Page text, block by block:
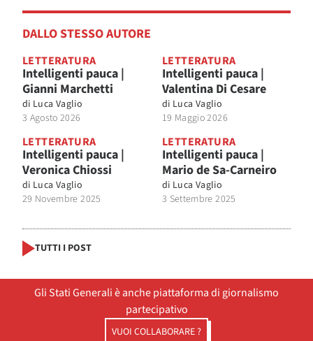
DALLO STESSO AUTORE
LETTERATURA
Intelligenti pauca |
Gianni Marchetti
di Luca Vaglio
3 Agosto 2026
LETTERATURA
Intelligenti pauca |
Valentina Di Cesare
di Luca Vaglio
19 Maggio 2026
LETTERATURA
Intelligenti pauca |
Veronica Chiossi
di Luca Vaglio
29 Novembre 2025
LETTERATURA
Intelligenti pauca |
Mario de Sa-Carneiro
di Luca Vaglio
3 Settembre 2025
TUTTI I POST
Gli Stati Generali è anche piattaforma di giornalismo
partecipativo
VUOI COLLABORARE ?